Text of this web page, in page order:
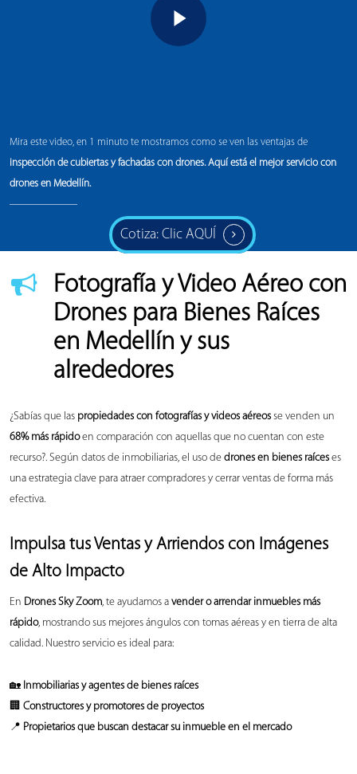
Mira este video, en 1 minuto te mostramos como se ven las ventajas de
inspección de cubiertas y fachadas con drones.Aquí está el mejor servicio con
drones en Medellín.
Cotiza: Clic AQUÍ
Fotografía y Video Aéreo con
Drones para Bienes Raíces
en Medellín y sus
alrededores
¿Sabías que las propiedades con fotografías y videos aéreos se venden un
68% más rápidoen comparación con aquellas que no cuentan con este
recurso?. Según datos de inmobiliarias, el uso dedrones en bienes raíces es
una estrategia clave para atraer compradores y cerrar ventas de forma más
efectiva.
Impulsa tus Ventas y Arriendos con Imágenes
de Alto Impacto
En Drones Sky Zoom, te ayudamos avender o arrendar inmuebles más
rápido, mostrando sus mejores ángulos con tomas aéreas y en tierra de alta
calidad. Nuestro servicio es ideal para:
🏡 Inmobiliarias y agentes de bienes raíces
🏢Constructores y promotores de proyectos
📍 Propietarios que buscan destacar su inmueble en el mercado